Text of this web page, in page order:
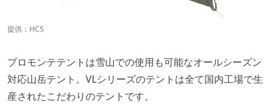
提供： HCS
プロモンテテントは雪山での使用も可能なオールシーズン
対応山岳テント。VLシリーズのテントは全て国内工場で生
産されたこだわりのテントです。